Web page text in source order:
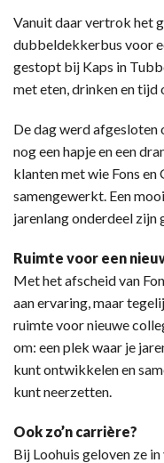
Vanuit daar vertrok het
dubbeldekkerbus voor
gestopt bij Kaps in
met eten, drinken en tijd
De dag werd afgesloten
nog een hapje en een
klanten met wie Fons
samengewerkt. Een
jarenlang onderdeel zijn
Ruimte voor een
Met het afscheid van
aan ervaring, maar
ruimte voor nieuwe
om: een plek waar je
kunt ontwikkelen en
kunt neerzetten.
Ook zo’n carrière?
Bij Loohuis geloven ze